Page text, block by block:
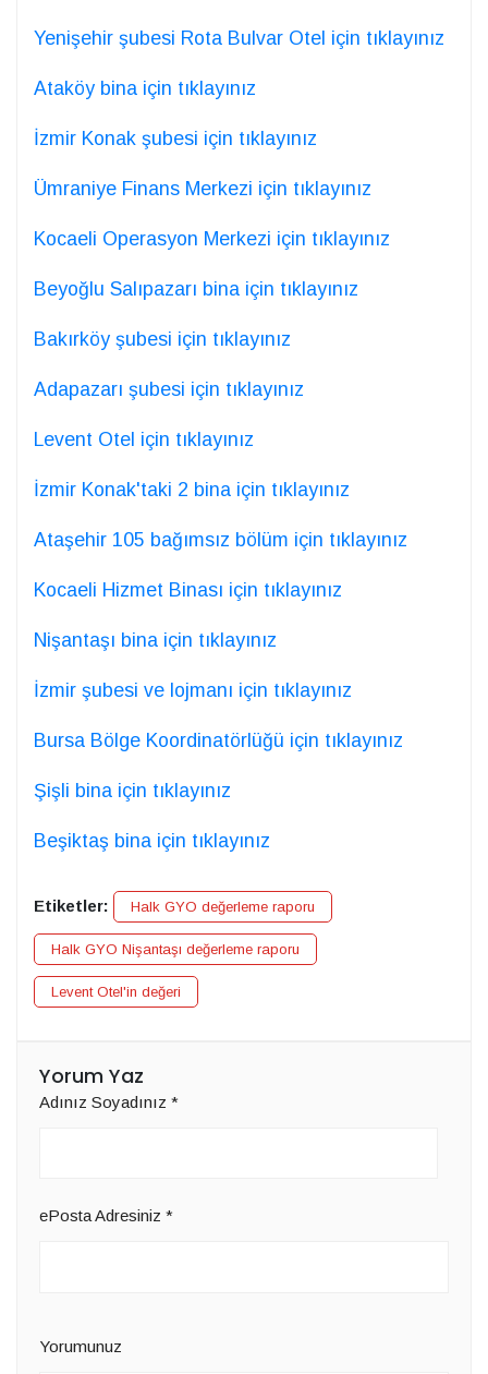
Yenişehir şubesi Rota Bulvar Otel için tıklayınız
Ataköy bina için tıklayınız
İzmir Konak şubesi için tıklayınız
Ümraniye Finans Merkezi için tıklayınız
Kocaeli Operasyon Merkezi için tıklayınız
Beyoğlu Salıpazarı bina için tıklayınız
Bakırköy şubesi için tıklayınız
Adapazarı şubesi için tıklayınız
Levent Otel için tıklayınız
İzmir Konak'taki 2 bina için tıklayınız
Ataşehir 105 bağımsız bölüm için tıklayınız
Kocaeli Hizmet Binası için tıklayınız
Nişantaşı bina için tıklayınız
İzmir şubesi ve lojmanı için tıklayınız
Bursa Bölge Koordinatörlüğü için tıklayınız
Şişli bina için tıklayınız
Beşiktaş bina için tıklayınız
Etiketler: Halk GYO değerleme raporu
Halk GYO Nişantaşı değerleme raporu
Levent Otel'in değeri
Yorum Yaz
Adınız Soyadınız *
ePosta Adresiniz *
Yorumunuz